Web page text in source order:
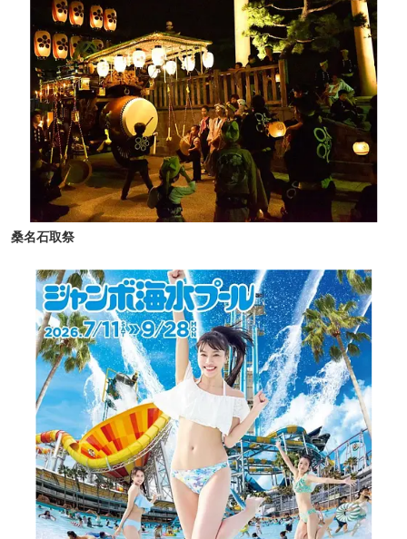
桑名石取祭